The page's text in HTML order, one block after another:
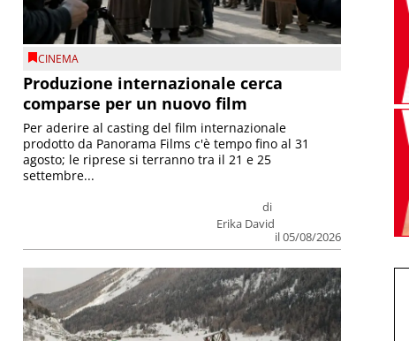
CINEMA
Produzione internazionale cerca
comparse per un nuovo film
di
Erika David
il 05/08/2026
Per aderire al casting del film internazionale
prodotto da Panorama Films c'è tempo fino al 31
agosto; le riprese si terranno tra il 21 e 25
settembre...